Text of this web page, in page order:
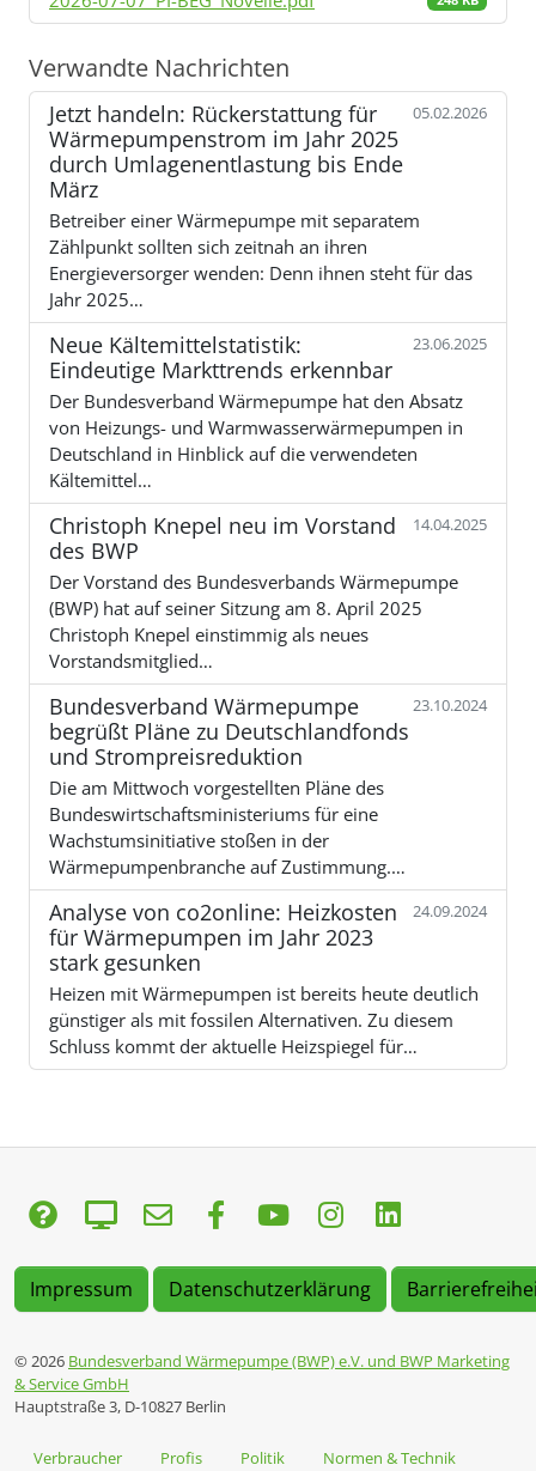
Verwandte Nachrichten
Jetzt handeln: Rückerstattung für
Wärmepumpenstrom im Jahr 2025
durch Umlagenentlastung bis Ende
März
05.02.2026
Betreiber einer Wärmepumpe mit separatem
Zählpunkt sollten sich zeitnah an ihren
Energieversorger wenden: Denn ihnen steht für das
Jahr 2025…
Neue Kältemittelstatistik:
Eindeutige Markttrends erkennbar
23.06.2025
Der Bundesverband Wärmepumpe hat den Absatz
von Heizungs- und Warmwasserwärmepumpen in
Deutschland in Hinblick auf die verwendeten
Kältemittel…
Christoph Knepel neu im Vorstand
des BWP
14.04.2025
Der Vorstand des Bundesverbands Wärmepumpe
(BWP) hat auf seiner Sitzung am 8. April 2025
Christoph Knepel einstimmig als neues
Vorstandsmitglied…
Bundesverband Wärmepumpe
begrüßt Pläne zu Deutschlandfonds
und Strompreisreduktion
23.10.2024
Die am Mittwoch vorgestellten Pläne des
Bundeswirtschaftsministeriums für eine
Wachstumsinitiative stoßen in der
Wärmepumpenbranche auf Zustimmung.…
Analyse von co2online: Heizkosten
für Wärmepumpen im Jahr 2023
stark gesunken
24.09.2024
Heizen mit Wärmepumpen ist bereits heute deutlich
günstiger als mit fossilen Alternativen. Zu diesem
Schluss kommt der aktuelle Heizspiegel für…
Impressum Datenschutzerklärung
© 2026 Bundesverband Wärmepumpe (BWP) e.V. und BWP Marketing
& Service GmbH
Hauptstraße 3, D-10827 Berlin
Verbraucher Profis Politik Normen & Technik